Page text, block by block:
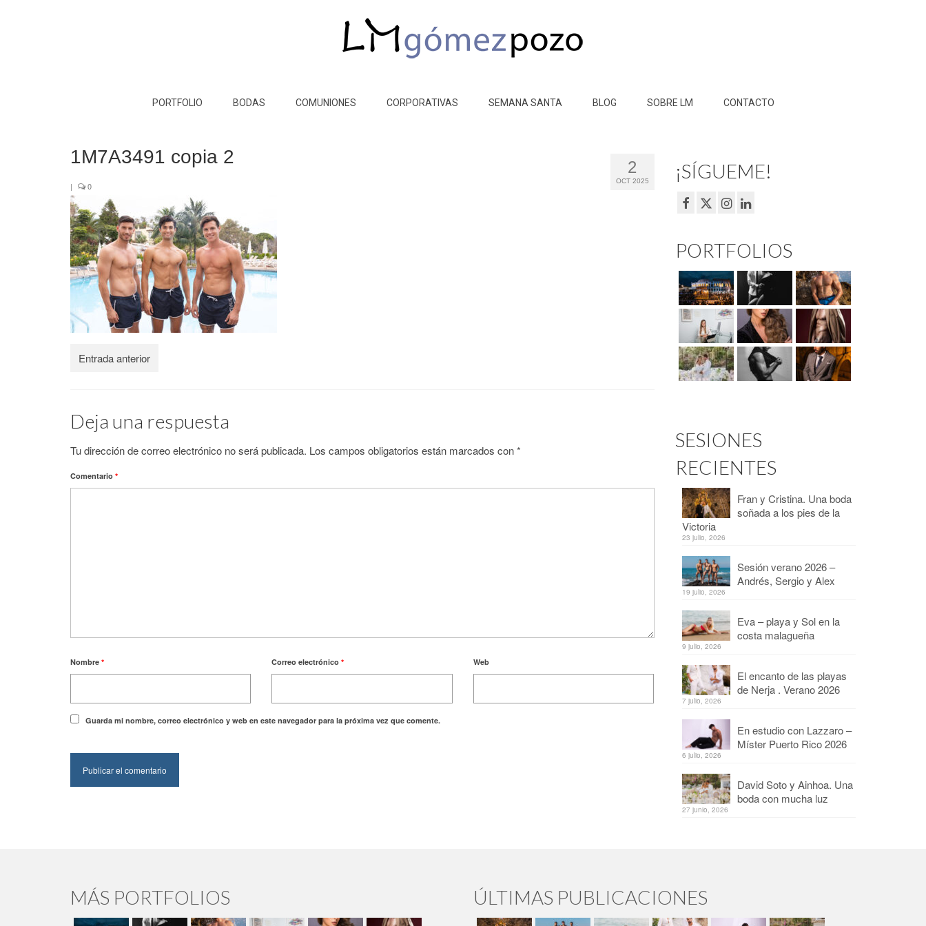
PORTFOLIO BODAS COMUNIONES CORPORATIVAS SEMANA SANTA BLOG SOBRE LM CONTACTO
2
OCT 2025
1M7A3491 copia 2
| 0
Entrada anterior
Deja una respuesta
Tu dirección de correo electrónico no será publicada. Los campos obligatorios están marcados con*
Comentario *
Nombre * Correo electrónico* Web
Guarda mi nombre, correo electrónico y web en este navegador para la próxima vez que comente.
¡SÍGUEME!
PORTFOLIOS
SESIONES
RECIENTES
Fran y Cristina. Una boda
soñada a los pies de la
Victoria
23 julio, 2026
Sesión verano 2026 –
Andrés, Sergio y Alex
19 julio, 2026
Eva – playa y Sol en la
costa malagueña
9 julio, 2026
El encanto de las playas
de Nerja . Verano 2026
7 julio, 2026
En estudio con Lazzaro –
Míster Puerto Rico 2026
6 julio, 2026
David Soto y Ainhoa. Una
boda con mucha luz
27 junio, 2026
MÁS PORTFOLIOS ÚLTIMAS PUBLICACIONES